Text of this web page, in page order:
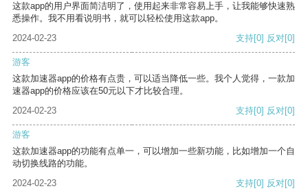
这款app的用户界面简洁明了，使用起来非常容易上手，让我能够快速熟
悉操作。我不用看说明书，就可以轻松使用这款app。
2024-02-23
支持[0] 反对[0]
游客
这款加速器app的价格有点贵，可以适当降低一些。我个人觉得，一款加
速器app的价格应该在50元以下才比较合理。
2024-02-23
支持[0] 反对[0]
游客
这款加速器app的功能有点单一，可以增加一些新功能，比如增加一个自
动切换线路的功能。
2024-02-23
支持[0] 反对[0]